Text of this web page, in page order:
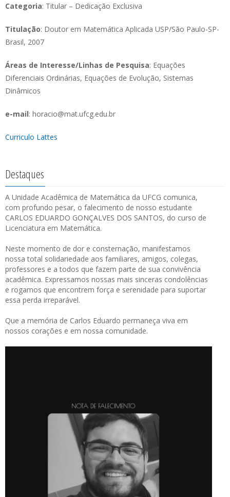
Categoria: Titular – Dedicação Exclusiva
Titulação: Doutor em Matemática Aplicada USP/São Paulo-SP-
Brasil, 2007
Áreas de Interesse/Linhas de Pesquisa: Equações
Diferenciais Ordinárias, Equações de Evolução, Sistemas
Dinâmicos
e-mail: horacio@mat.ufcg.edu.br
Curriculo Lattes
Destaques
A Unidade Acadêmica de Matemática da UFCG comunica,
com profundo pesar, o falecimento de nosso estudante
CARLOS EDUARDO GONÇALVES DOS SANTOS, do curso de
Licenciatura em Matemática.
Neste momento de dor e consternação, manifestamos
nossa total solidariedade aos familiares, amigos, colegas,
professores e a todos que fazem parte de sua convivência
acadêmica. Expressamos nossas mais sinceras condolências
e rogamos que encontrem força e serenidade para suportar
essa perda irreparável.
Que a memória de Carlos Eduardo permaneça viva em
nossos corações e em nossa comunidade.